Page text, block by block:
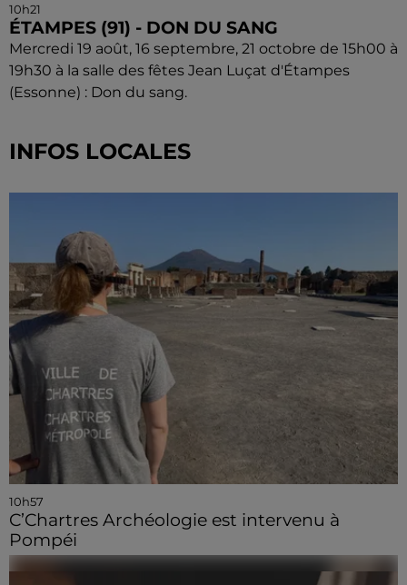
10h21
ÉTAMPES (91) - DON DU SANG
Mercredi 19 août, 16 septembre, 21 octobre de 15h00 à
19h30 à la salle des fêtes Jean Luçat d'Étampes
(Essonne) : Don du sang.
INFOS LOCALES
10h57
C’Chartres Archéologie est intervenu à
Pompéi